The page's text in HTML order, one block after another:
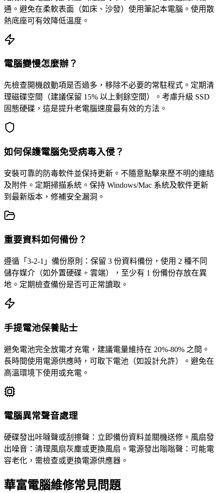
通。避免在柔軟表面（如床、沙發）使用筆記本電腦。使用散
熱底座可有效降低溫度。
電腦變慢怎麼辦？
先檢查開機啟動項是否過多，移除不必要的常駐程式。定期清
理磁碟空間（建議保留 15% 以上剩餘空間）。考慮升級 SSD
固態硬碟，這是提升老電腦速度最有效的方法。
如何保護電腦免受病毒入侵？
安裝可靠的防毒軟件並保持更新。不隨意點擊來歷不明的連結
及附件。定期掃描系統。保持 Windows/Mac 系統及軟件更新
到最新版本，修補安全漏洞。
重要資料如何備份？
遵循「3-2-1」備份原則：保留 3 份資料備份，使用 2 種不同
儲存媒介（如外置硬碟 + 雲端），至少有 1 份備份存放在異
地。定期檢查備份是否可正常讀取。
手提電池保養貼士
避免電池完全放電才充電，建議電量維持在 20%-80% 之間。
長時間使用電源供應時，可取下電池（如設計允許）。避免在
高溫環境下使用或充電。
電腦異常聲音處理
硬碟發出咔噠聲或刮擦聲：立即備份資料並關機送修。風扇發
出噪音：清理風扇灰塵或更換風扇。電源發出嗡嗡聲：可能電
容老化，需檢查或更換電源供應器。
華富電腦維修常見問題